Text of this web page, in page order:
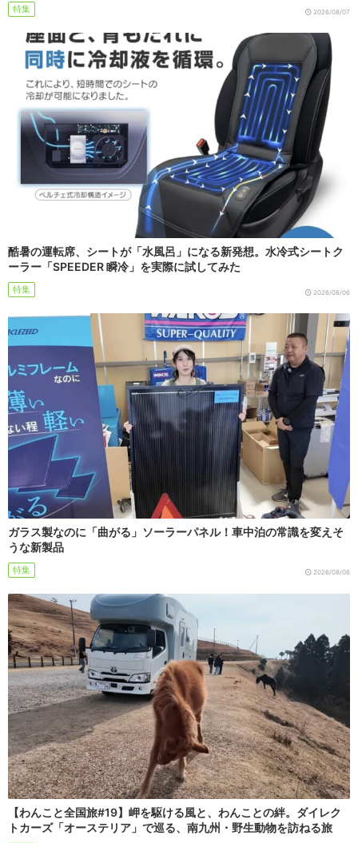
特集 2026/08/07
酷暑の運転席、シートが「水風呂」になる新発想。水冷式シートク
ーラー「SPEEDER 瞬冷」を実際に試してみた
特集 2026/08/06
ガラス製なのに「曲がる」ソーラーパネル！車中泊の常識を変えそ
うな新製品
特集 2026/08/06
【わんこと全国旅#19】岬を駆ける風と、わんことの絆。ダイレク
トカーズ「オーステリア」で巡る、南九州・野生動物を訪ねる旅